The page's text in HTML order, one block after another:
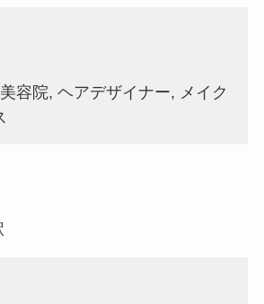
容院, ヘアデザイナー, メイク